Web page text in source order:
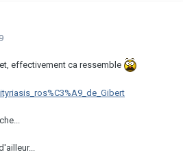
effectivement ca ressemble